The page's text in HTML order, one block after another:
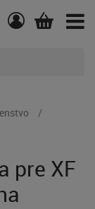
pre XF